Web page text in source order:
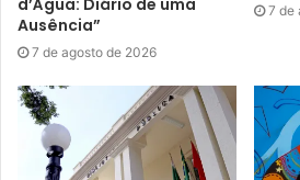
Núcleo de Comunicação (N.Com)
Londrina
Gostei
d’Água: Diário de uma
Ausência”
7 de agosto de 2026
7 de